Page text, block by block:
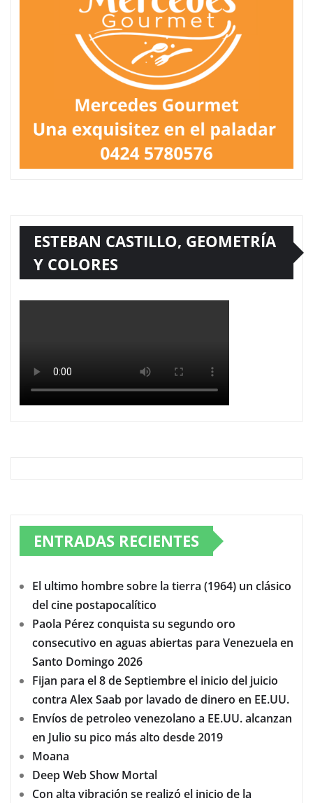
ESTEBAN CASTILLO, GEOMETRÍA
Y COLORES
ENTRADAS RECIENTES
El ultimo hombre sobre la tierra (1964) un clásico
del cine postapocalítico
Paola Pérez conquista su segundo oro
consecutivo en aguas abiertas para Venezuela en
Santo Domingo 2026
Fijan para el 8 de Septiembre el inicio del juicio
contra Alex Saab por lavado de dinero en EE.UU.
Envíos de petroleo venezolano a EE.UU. alcanzan
en Julio su pico más alto desde 2019
Moana
Deep Web Show Mortal
Con alta vibración se realizó el inicio de la